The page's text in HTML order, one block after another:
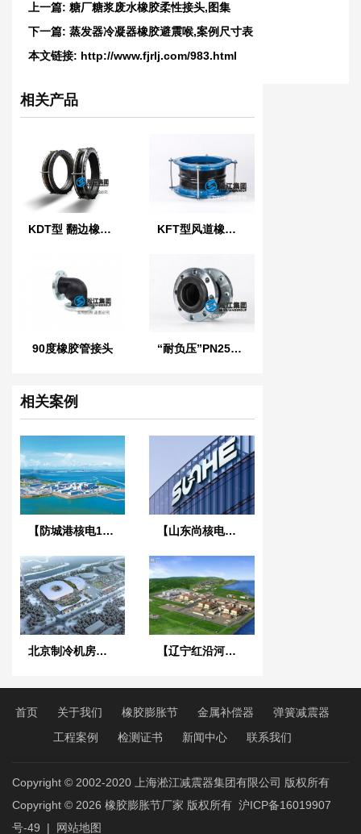
上一篇: 糖厂糖浆废水橡胶柔性接头,图集
下一篇: 蒸发器冷凝器橡胶避震喉,案例尺寸表
本文链接: http://www.fjrlj.com/983.html
相关产品
KDT型 翻边橡胶接头 KFT型风道橡胶柔性接头
90度橡胶管接头 “耐负压”PN25橡胶接头
相关案例
【防城港核电102大修接头项目】橡胶接头合同 【山东尚核电力科技】美标橡胶接头合同
北京制冷机房项目DN100泵房橡胶膨胀节 【辽宁红沿河核电站】可曲挠橡胶接头
首页 关于我们 橡胶膨胀节 金属补偿器
弹簧减震器
工程案例
检测证书 新闻中心 联系我们
Copyright © 2002-2020 上海淞江减震器集团有限公司 版权所有
Copyright © 2026 橡胶膨胀节厂家 版权所有 沪ICP备16019907
号-49 | 网站地图